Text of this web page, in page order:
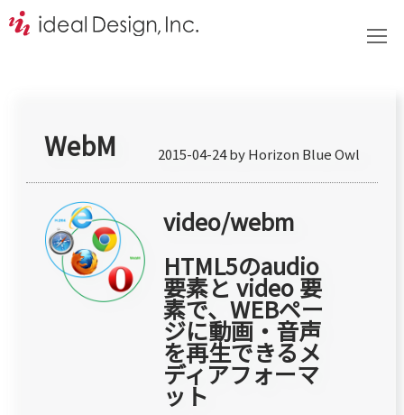
WebM 2015-04-24 by Horizon Blue Owl
video/webm
HTML5のaudio
要素と video 要
素で、WEBペー
ジに動画・音声
を再生できるメ
ディアフォーマ
ット